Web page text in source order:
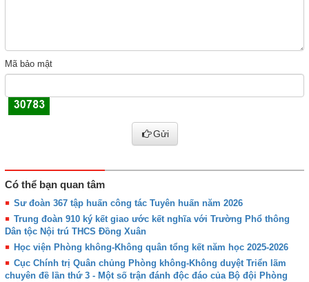
Mã bảo mật
Gửi
Có thể bạn quan tâm
Sư đoàn 367 tập huấn công tác Tuyên huấn năm 2026
Trung đoàn 910 ký kết giao ước kết nghĩa với Trường Phổ thông
Dân tộc Nội trú THCS Đồng Xuân
Học viện Phòng không-Không quân tổng kết năm học 2025-2026
Cục Chính trị Quân chủng Phòng không-Không duyệt Triển lãm
chuyên đề lần thứ 3 - Một số trận đánh độc đáo của Bộ đội Phòng